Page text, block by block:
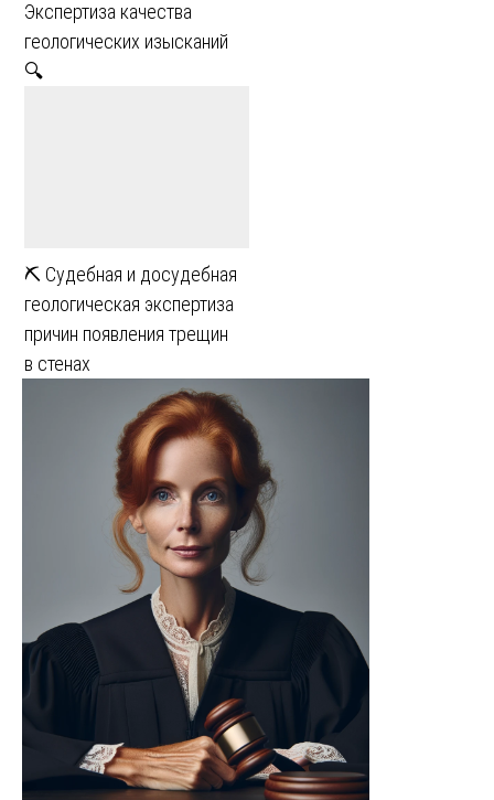
Экспертиза качества
геологических изысканий
🔍
⛏ Судебная и досудебная
геологическая экспертиза
причин появления трещин
в стенах